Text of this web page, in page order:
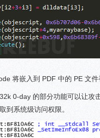
将嵌入到 PDF 中的 PE 文
0-day 的部分功能可以让攻
到系统级访问权限。